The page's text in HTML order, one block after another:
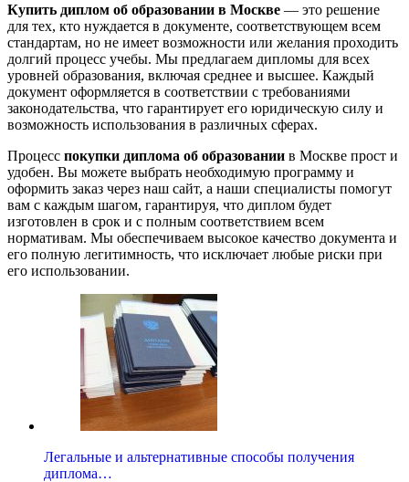
Купить диплом об образовании в Москве — это решение
для тех, кто нуждается в документе, соответствующем всем
стандартам, но не имеет возможности или желания проходить
долгий процесс учебы. Мы предлагаем дипломы для всех
уровней образования, включая среднее и высшее. Каждый
документ оформляется в соответствии с требованиями
законодательства, что гарантирует его юридическую силу и
возможность использования в различных сферах.
Процесс покупки диплома об образовании в Москве прост и
удобен. Вы можете выбрать необходимую программу и
оформить заказ через наш сайт, а наши специалисты помогут
вам с каждым шагом, гарантируя, что диплом будет
изготовлен в срок и с полным соответствием всем
нормативам. Мы обеспечиваем высокое качество документа и
его полную легитимность, что исключает любые риски при
его использовании.
Легальные и альтернативные способы получения
диплома…